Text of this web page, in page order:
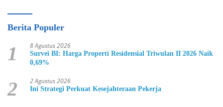
Berita Populer
1 8 Agustus 2026
Survei BI: Harga Properti Residensial Triwulan II 2026 Naik
0,69%
2 2 Agustus 2026
Ini Strategi Perkuat Kesejahteraan Pekerja